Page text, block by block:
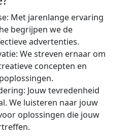
Met jarenlange ervaring
begrijpen we de
advertenties.
We streven ernaar om
concepten en
Jouw tevredenheid
We luisteren naar jouw
oplossingen die jouw